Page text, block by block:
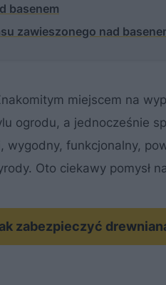
basenem
zawieszonego nad
miejscem na
ogrodu, a jednocześnie
funkcjonalny,
Oto ciekawy pomysł na
zabezpieczyć